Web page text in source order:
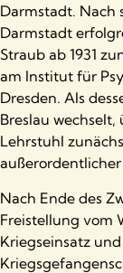
Darmstadt. Nach
Darmstadt
Straub ab 1931
am Institut für
Dresden. Als
Breslau
Lehrstuhl
außerordentlicher
Nach Ende des
Freistellung vom
Kriegseinsatz